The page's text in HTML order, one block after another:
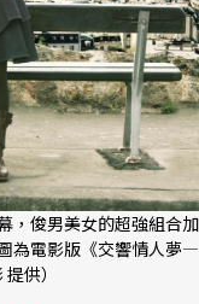
，俊男美女的超強組合加
為電影版《交響情人夢—
供）